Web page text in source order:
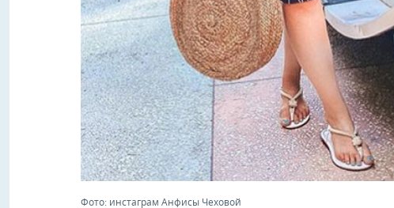
Фото: инстаграм Анфисы Чеховой